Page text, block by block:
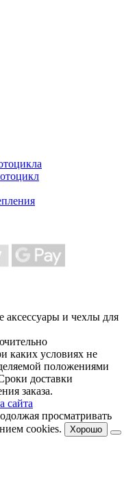
и чехлы для
каких условиях не
положениями
доставки
заказа.
сайта
просматривать
cookies.
Хорошо